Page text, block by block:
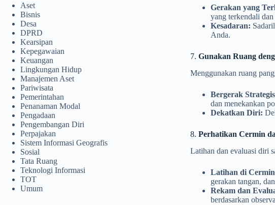
Gerakan yang
yang terkendali
Kesadaran:
Anda.
7. Gunakan Ruang
Menggunakan ruang
Bergerak
dan menekankan
Dekatkan Diri:
8. Perhatikan Cermin
Latihan dan evaluasi diri
Latihan di
gerakan tangan,
Rekam dan
berdasarkan
Aset
Bisnis
Desa
DPRD
Kearsipan
Kepegawaian
Keuangan
Lingkungan Hidup
Manajemen Aset
Pariwisata
Pemerintahan
Penanaman Modal
Pengadaan
Pengembangan Diri
Perpajakan
Sistem Informasi Geografis
Sosial
Tata Ruang
Teknologi Informasi
TOT
Umum